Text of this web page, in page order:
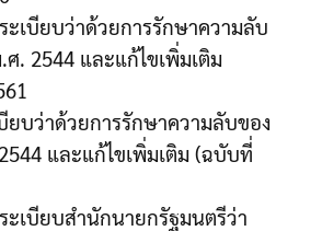
เบียบว่าด้วยการรักษาความลับ
. 2544 และแก้ไขเพิ่มเติม
ยบว่าด้วยการรักษาความลับของ
และแก้ไขเพิ่มเติม (ฉบับที่
เบียบสำนักนายกรัฐมนตรีว่า